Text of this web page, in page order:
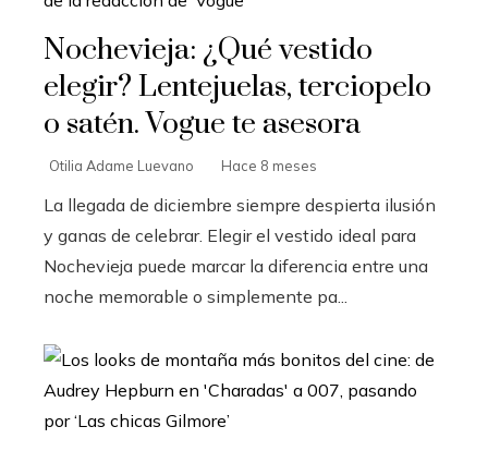
Nochevieja: ¿Qué vestido
elegir? Lentejuelas, terciopelo
o satén. Vogue te asesora
Otilia Adame Luevano Hace 8 meses
La llegada de diciembre siempre despierta ilusión
y ganas de celebrar. Elegir el vestido ideal para
Nochevieja puede marcar la diferencia entre una
noche memorable o simplemente pa...